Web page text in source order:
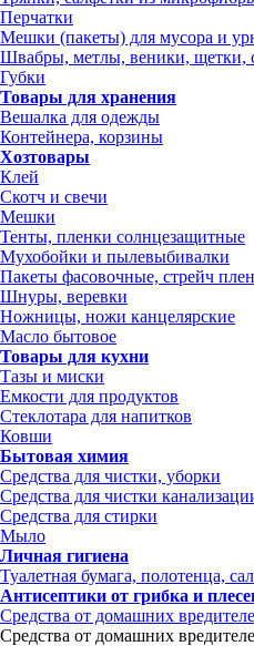
Перчатки
Мешки (пакеты) для мусора и
Швабры, метлы, веники, щетки,
Губки
Товары для хранения
Вешалка для одежды
Контейнера, корзины
Хозтовары
Клей
Скотч и свечи
Мешки
Тенты, пленки солнцезащитные
Мухобойки и пылевыбивалки
Пакеты фасовочные, стрейч
Шнуры, веревки
Ножницы, ножи канцелярские
Масло бытовое
Товары для кухни
Тазы и миски
Емкости для продуктов
Стеклотара для напитков
Ковши
Бытовая химия
Средства для чистки, уборки
Средства для чистки
Средства для стирки
Мыло
Личная гигиена
Туалетная бумага, полотенца,
Антисептики от грибка и
Средства от домашних
Средства от домашних